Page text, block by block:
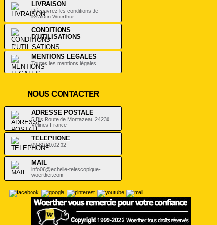
LIVRAISON
Découvrez les conditions de
livraison Woerther
CONDITIONS
D'UTILISATIONS
.
MENTIONS LEGALES
Toutes les mentions légales
NOUS CONTACTER
ADRESSE POSTALE
5 Bis Route de Montazeau 24230
Vélines France
TELEPHONE
09.80.80.02.32
MAIL
info06@echelle-telescopique-
woerther.com